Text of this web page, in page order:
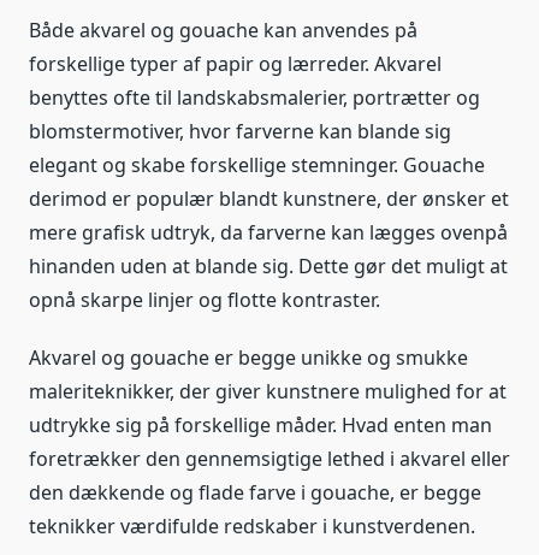
Både akvarel og gouache kan anvendes på
forskellige typer af papir og lærreder. Akvarel
benyttes ofte til landskabsmalerier, portrætter og
blomstermotiver, hvor farverne kan blande sig
elegant og skabe forskellige stemninger. Gouache
derimod er populær blandt kunstnere, der ønsker et
mere grafisk udtryk, da farverne kan lægges ovenpå
hinanden uden at blande sig. Dette gør det muligt at
opnå skarpe linjer og flotte kontraster.
Akvarel og gouache er begge unikke og smukke
maleriteknikker, der giver kunstnere mulighed for at
udtrykke sig på forskellige måder. Hvad enten man
foretrækker den gennemsigtige lethed i akvarel eller
den dækkende og flade farve i gouache, er begge
teknikker værdifulde redskaber i kunstverdenen.